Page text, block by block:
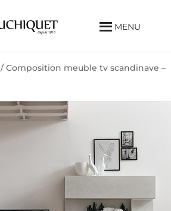
MENU
/ Composition meuble tv scandinave –